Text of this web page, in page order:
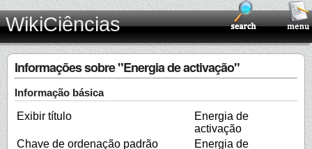
WikiCiências
Informações sobre "Energia de activação"
Informação básica
Exibir título
Energia de
activação
Chave de ordenação padrão
Energia de